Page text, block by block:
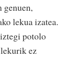
genuen,
lekua izatea.
potolo
ez